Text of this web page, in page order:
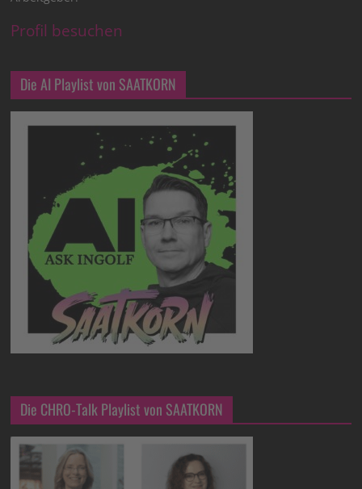
Profil besuchen
Die AI Playlist von SAATKORN
Die CHRO-Talk Playlist von SAATKORN